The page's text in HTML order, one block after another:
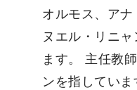
オルモス、ア
ヌエル・リニ
ます。 主任教
ンを指していま